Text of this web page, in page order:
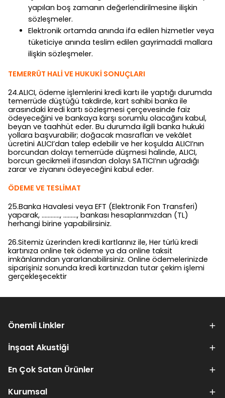
yapılan boş zamanın değerlendirilmesine ilişkin
sözleşmeler.
Elektronik ortamda anında ifa edilen hizmetler veya
tüketiciye anında teslim edilen gayrimaddi mallara
ilişkin sözleşmeler.
TEMERRÜT HALİ VE HUKUKİ SONUÇLARI
24.ALICI, ödeme işlemlerini kredi kartı ile yaptığı durumda
temerrüde düştüğü takdirde, kart sahibi banka ile
arasındaki kredi kartı sözleşmesi çerçevesinde faiz
ödeyeceğini ve bankaya karşı sorumlu olacağını kabul,
beyan ve taahhüt eder. Bu durumda ilgili banka hukuki
yollara başvurabilir; doğacak masrafları ve vekâlet
ücretini ALICI’dan talep edebilir ve her koşulda ALICI’nın
borcundan dolayı temerrüde düşmesi halinde, ALICI,
borcun gecikmeli ifasından dolayı SATICI’nın uğradığı
zarar ve ziyanını ödeyeceğini kabul eder.
ÖDEME VE TESLİMAT
25.Banka Havalesi veya EFT (Elektronik Fon Transferi)
yaparak, …………, ………, bankası hesaplarımızdan (TL)
herhangi birine yapabilirsiniz.
26.Sitemiz üzerinden kredi kartlarınız ile, Her türlü kredi
kartınıza online tek ödeme ya da online taksit
imkânlarından yararlanabilirsiniz. Online ödemelerinizde
siparişiniz sonunda kredi kartınızdan tutar çekim işlemi
gerçekleşecektir
Önemli Linkler
İnşaat Akustiği
En Çok Satan Ürünler
Kurumsal